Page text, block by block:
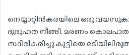
നെയ്യാറ്റിൻകരയിലെ ഒരു
ദുരൂഹത നീങ്ങി. മരണം
സ്ഥിരീകരിച്ചു.കുട്ടിയെ